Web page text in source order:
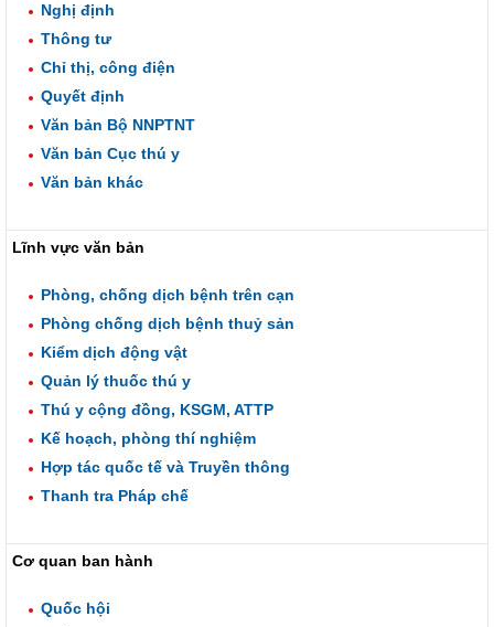
Nghị định
Thông tư
Chỉ thị, công điện
Quyết định
Văn bản Bộ NNPTNT
Văn bản Cục thú y
Văn bản khác
Lĩnh vực văn bản
Phòng, chống dịch bệnh trên cạn
Phòng chống dịch bệnh thuỷ sản
Kiểm dịch động vật
Quản lý thuốc thú y
Thú y cộng đồng, KSGM, ATTP
Kế hoạch, phòng thí nghiệm
Hợp tác quốc tế và Truyền thông
Thanh tra Pháp chế
Cơ quan ban hành
Quốc hội